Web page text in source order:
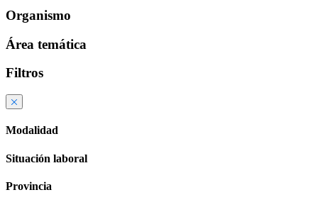
Organismo
Área temática
Filtros
Modalidad
Situación laboral
Provincia